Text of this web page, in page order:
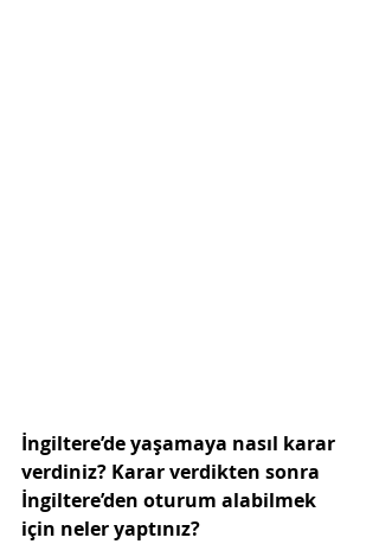
İngiltere’de yaşamaya nasıl karar
verdiniz? Karar verdikten sonra
İngiltere’den oturum alabilmek
için neler yaptınız?